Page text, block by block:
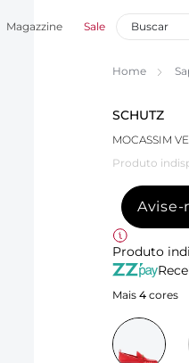
Magazzine Sale
Home
SCHUTZ
MOCASSIM
Produto
Avise-
Produto
Mais 4 cores